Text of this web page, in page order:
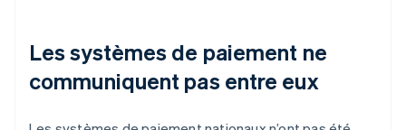
Les systèmes de paiement ne
communiquent pas entre eux